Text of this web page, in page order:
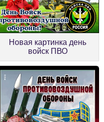
Новая картинка день
войск ПВО